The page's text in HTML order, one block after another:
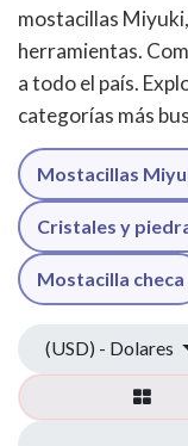
mostacillas
herramientas.
a todo el país.
categorías más
Mostacillas
Cristales y
Mostacilla checa
(USD) - Dolares